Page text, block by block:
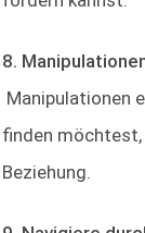
8.
Manipulationen
finden möchtest,
Beziehung.